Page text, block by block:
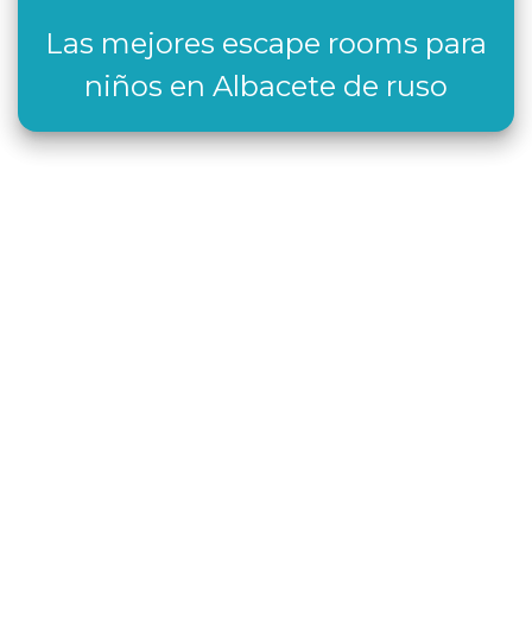
Las mejores escape rooms para
niños en Albacete de ruso